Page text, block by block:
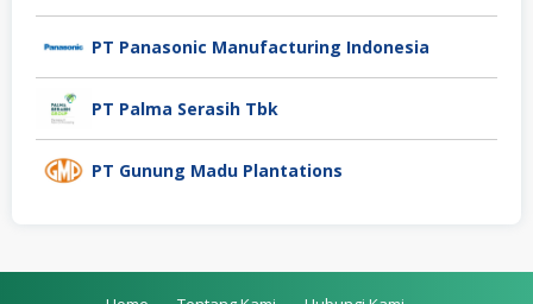
PT Panasonic Manufacturing Indonesia
PT Palma Serasih Tbk
PT Gunung Madu Plantations